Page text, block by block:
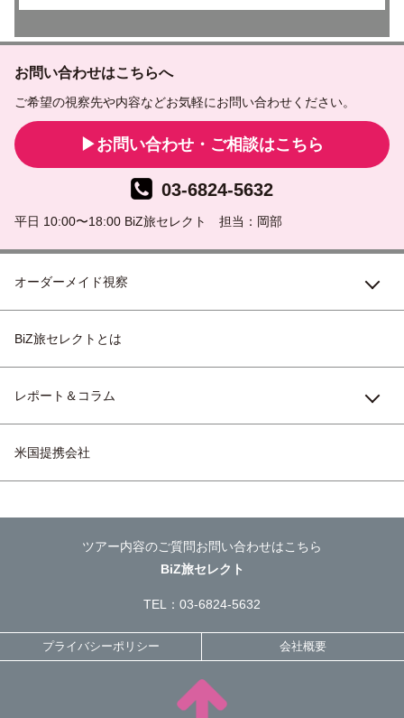
お問い合わせはこちらへ
ご希望の視察先や内容などお気軽にお問い合わせください。
お問い合わせ・ご相談はこちら
03-6824-5632
平日 10:00〜18:00 BiZ旅セレクト 担当：岡部
オーダーメイド視察
BiZ旅セレクトとは
レポート＆コラム
米国提携会社
ツアー内容のご質問お問い合わせはこちら
BiZ旅セレクト
TEL： 03-6824-5632
プライバシーポリシー 会社概要